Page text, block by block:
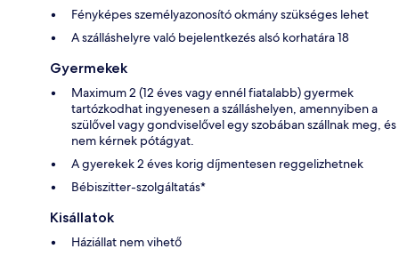
Fényképes személyazonosító okmány szükséges lehet
A szálláshelyre való bejelentkezés alsó korhatára 18
Gyermekek
Maximum 2 (12 éves vagy ennél fiatalabb) gyermek
tartózkodhat ingyenesen a szálláshelyen, amennyiben a
szülővel vagy gondviselővel egy szobában szállnak meg, és
nem kérnek pótágyat.
A gyerekek 2 éves korig díjmentesen reggelizhetnek
Bébiszitter-szolgáltatás*
Kisállatok
Háziállat nem vihető